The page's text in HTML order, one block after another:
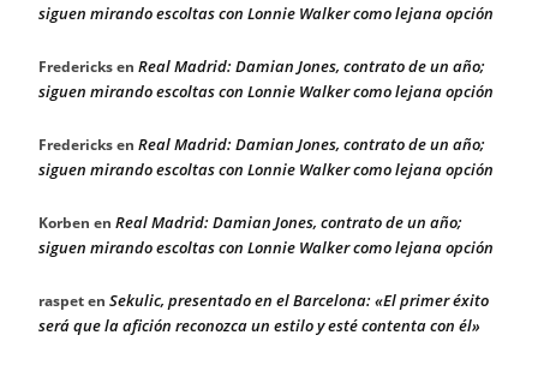
siguen mirando escoltas con Lonnie Walker como lejana opción
Fredericksen Real Madrid: Damian Jones, contrato de un año;
siguen mirando escoltas con Lonnie Walker como lejana opción
Fredericksen Real Madrid: Damian Jones, contrato de un año;
siguen mirando escoltas con Lonnie Walker como lejana opción
Korben en Real Madrid: Damian Jones, contrato de un año;
siguen mirando escoltas con Lonnie Walker como lejana opción
raspeten Sekulic, presentado en el Barcelona: «El primer éxito
será que la afición reconozca un estilo y esté contenta con él»